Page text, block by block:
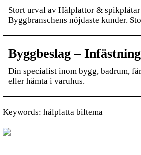
Stort urval av Hålplattor &
Byggbranschens nöjdaste kunder.
Byggbeslag –
Din specialist inom bygg, badrum,
eller hämta i varuhus.
Keywords: hålplatta biltema